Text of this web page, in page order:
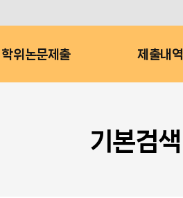
학위논문제출 제출내역
기본검색